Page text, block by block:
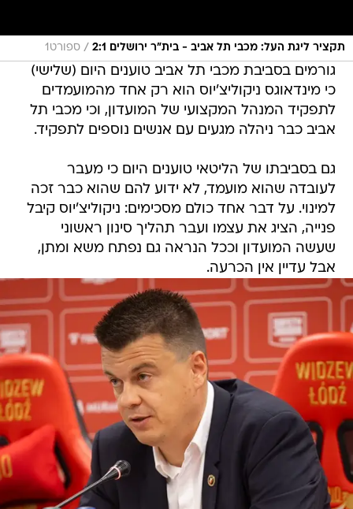
תקציר ליגת העל: מכבי תל אביב - בית"ר ירושלים 2:1 / ספורט1
גורמים בסביבת מכבי תל אביב טוענים היום (שלישי)
כי מינדאוגס ניקוליצ'יוס הוא רק אחד מהמועמדים
לתפקיד המנהל המקצועי של המועדון, וכי מכבי תל
אביב כבר ניהלה מגעים עם אנשים נוספים לתפקיד.
גם בסביבתו של הליטאי טוענים היום כי מעבר
לעובדה שהוא מועמד, לא ידוע להם שהוא כבר זכה
למינוי. על דבר אחד כולם מסכימים: ניקוליצ'יוס קיבל
פנייה, הציג את עצמו ועבר תהליך סינון ראשוני
שעשה המועדון וככל הנראה גם נפתח משא ומתן,
אבל עדיין אין הכרעה.